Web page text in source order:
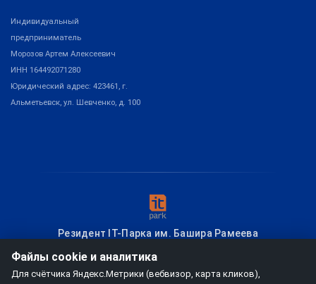
Индивидуальный
предприниматель
Морозов Артем Алексеевич
ИНН 164492071280
Юридический адрес: 423461, г.
Альметьевск, ул. Шевченко, д. 100
Резидент IT-Парка им. Башира Рамеева
Файлы cookie и аналитика
Для счётчика Яндекс.Метрики (вебвизор, карта кликов),